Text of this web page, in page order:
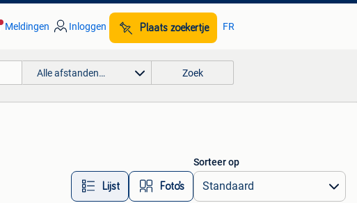
Meldingen Inloggen Plaats zoekertje FR
Alle afstanden… Zoek
Lijst Foto’s
Sorteer op